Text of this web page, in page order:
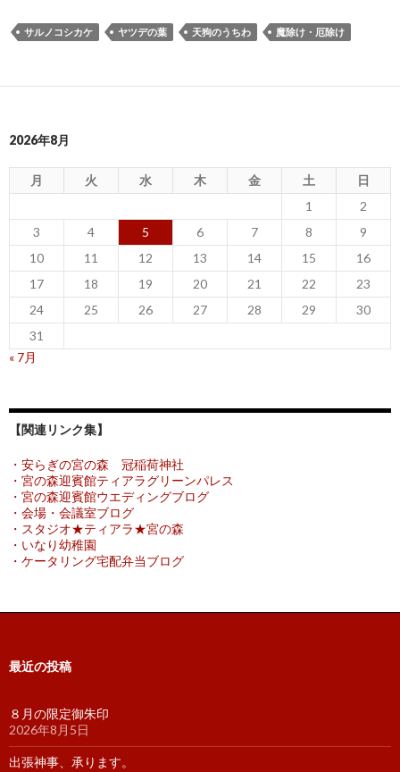
サルノコシカケ ヤツデの葉 天狗のうちわ 魔除け・厄除け
2026年8月
月 火 水 木 金 土
日
1
2
3
4 5 6 7 8
9
10
11 12 13 14 15
16
17
18 19 20 21 22
23
24
25 26 27 28 29
30
31
« 7月
【関連リンク集】
・安らぎの宮の森 冠稲荷神社
・宮の森迎賓館ティアラグリーンパレス
・宮の森迎賓館ウエディングブログ
・会場・会議室ブログ
・スタジオ★ティアラ★宮の森
・いなり幼稚園
・ケータリング宅配弁当ブログ
最近の投稿
８月の限定御朱印
2026年8月5日
出張神事、承ります。